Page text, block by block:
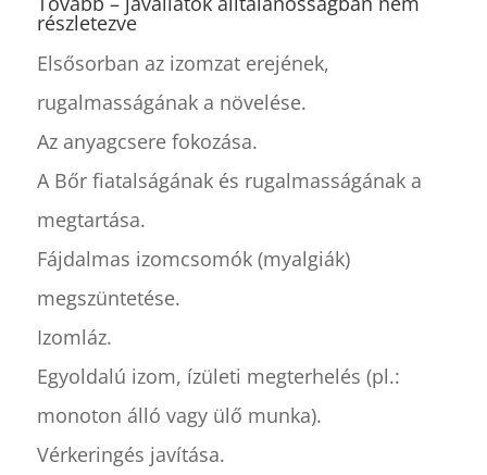
részletezve
Elsősorban az izomzat erejének,
rugalmasságának a növelése.
Az anyagcsere fokozása.
A Bőr fiatalságának és rugalmasságának a
megtartása.
Fájdalmas izomcsomók (myalgiák)
megszüntetése.
Izomláz.
Egyoldalú izom, ízületi megterhelés (pl.:
monoton álló vagy ülő munka).
Vérkeringés javítása.